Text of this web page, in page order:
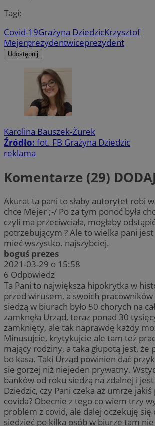
Tagi:
Covid-19Grażyna DziedzicKrzysztof
Mejerprezydentwiceprezydent
Udostępnij
Karolina Bauszek-Żurek
Źródło: fot. FB Grażyna Dziedzic
reklama
Komentarze (29)
Akurat ta pani to słaby autorytet robi
chce Mejer ;-/ Po za tym ponoć była
czyli ma przeciwciała, mogłaby
potrzebującym ? Ale to wielka pani
mieć wszystko. najszybciej.
boguś prezes
2021-03-29 o 15:58
6 Odpowiedz
Ta Pani to największa hipokrytka w
przed wirusem, a swoich pracowników
siedzą w biurach było 50 chorych na
zamknęła Urząd, teraz ponad 30
zamknięty, ale tak naprawdę każdy
Minusujcie, krytykujcie ale tam też
mający rodziny, a taka głupotą jest, że
bo kasa. Taki Urząd powinien dać
sie gorzej niż niejeden prywatny.
banków od roku siedzą na zdalnej i
Dziedzic, czy Pani czeka aż umrze
covida? Obecnie z tego co wiem trzy
problem z covid, ale dalej oczekuję
siedzieć po kilka osób w biurze tam